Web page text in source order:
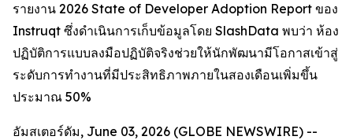
รายงาน 2026 State of Developer Adoption Report ของ
Instruqt ซึ่งดำเนินการเก็บข้อมูลโดย SlashData พบว่า ห้อง
ปฏิบัติการแบบลงมือปฏิบัติจริงช่วยให้นักพัฒนามีโอกาสเข้าสู่
ระดับการทำงานที่มีประสิทธิภาพภายในสองเดือนเพิ่มขึ้น
ประมาณ 50%
อัมสเตอร์ดัม, June 03, 2026 (GLOBE NEWSWIRE) --